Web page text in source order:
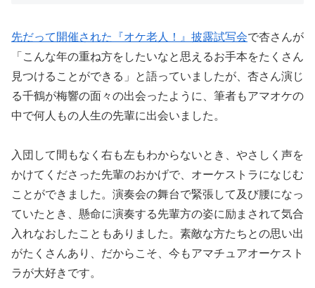
先だって開催された『オケ老人！』披露試写会で杏さんが
「こんな年の重ね方をしたいなと思えるお手本をたくさん
見つけることができる」と語っていましたが、杏さん演じ
る千鶴が梅響の面々の出会ったように、筆者もアマオケの
中で何人もの人生の先輩に出会いました。
入団して間もなく右も左もわからないとき、やさしく声を
かけてくださった先輩のおかげで、オーケストラになじむ
ことができました。演奏会の舞台で緊張して及び腰になっ
ていたとき、懸命に演奏する先輩方の姿に励まされて気合
入れなおしたこともありました。素敵な方たちとの思い出
がたくさんあり、だからこそ、今もアマチュアオーケスト
ラが大好きです。